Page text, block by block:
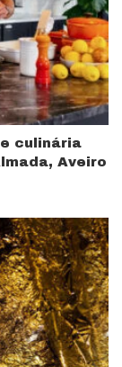
culinária
Aveiro